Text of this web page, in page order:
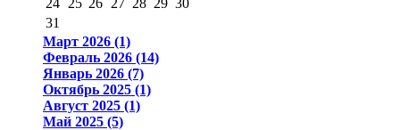
24 25 26 27 28 29 30
31
Март 2026 (1)
Февраль 2026 (14)
Январь 2026 (7)
Октябрь 2025 (1)
Август 2025 (1)
Май 2025 (5)